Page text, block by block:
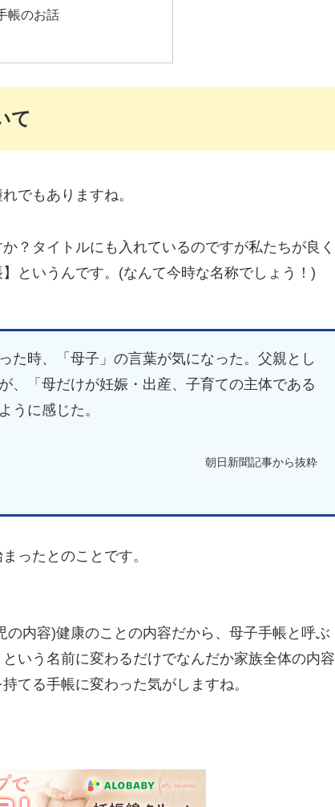
帳のお話
て
でもありますね。
？タイトルにも入れているのですが私たちが良く
というんです。(なんて今時な名称でしょう！)
た時、「母子」の言葉が気になった。父親とし
、「母だけが妊娠・出産、子育ての主体である
うに感じた。
朝日新聞記事から抜粋
ったとのことです。
内容)健康のことの内容だから、母子手帳と呼ぶ
いう名前に変わるだけでなんだか家族全体の内容
てる手帳に変わった気がしますね。